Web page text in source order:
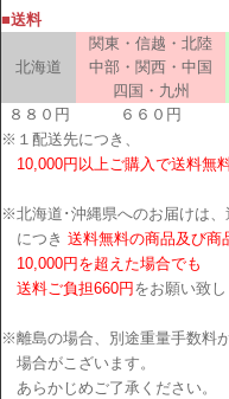
■送料
北海道
関東・信越・北陸
中部・関西・中国
四国・九州
８８０円
６６０円
※１配送先につき、
10,000円以上ご購入で送料無
※北海道･沖縄県へのお届けは、
につき 送料無料の商品及び商
10,000円を超えた場合でも
送料ご負担660円 をお願い致
※離島の場合、別途重量手数料
場合がこざいます。
あらかじめご了承ください。